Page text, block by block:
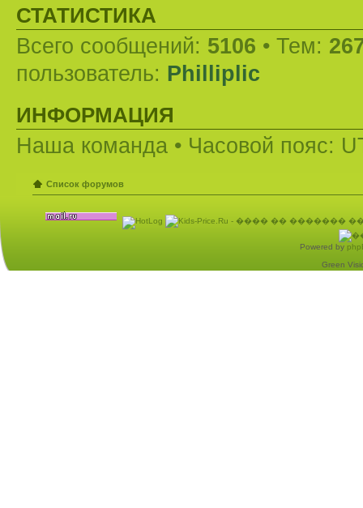
СТАТИСТИКА
Всего сообщений: 5106 • Тем:
пользователь: Philliplic
ИНФОРМАЦИЯ
Наша команда • Часовой пояс:
Список форумов
Powered by
Green